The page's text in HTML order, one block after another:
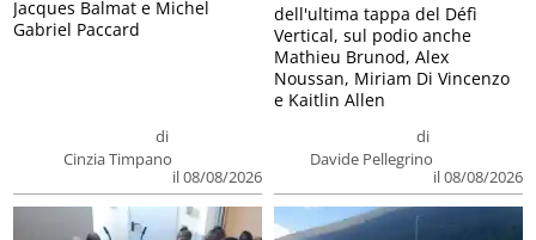
di
Cinzia Timpano
il 08/08/2026
Jacques Balmat e Michel
Gabriel Paccard
di
Davide Pellegrino
il 08/08/2026
dell'ultima tappa del Défì
Vertical, sul podio anche
Mathieu Brunod, Alex
Noussan, Miriam Di Vincenzo
e Kaitlin Allen